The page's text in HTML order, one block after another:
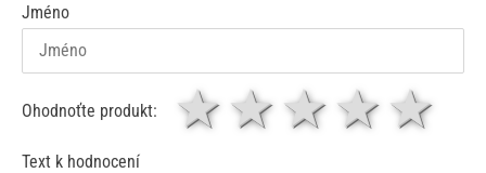
Jméno
Ohodnoťte produkt: 4
3
2 hvězdy
1 hvězda
Text k hodnocení